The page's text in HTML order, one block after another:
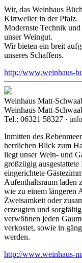
Wir, das Weinhaus
Kirrweiler in der Pfalz.
Modernste Technik
unser Weingut.
Wir bieten ein breit
unseres Schaffens.
http://www.weinhaus-
Weinhaus Matt-
Weinhaus Matt-
Tel.: 06321 58327 ·
Inmitten des
herrlichen Blick zum
liegt unser Wein- und
großzügig
eingerichtete
Aufenthaltsraum laden
wie zu einem längeren
Zweisamkeit oder
erzeugten und
verwöhnen jeden
verkostet, sowie in
werden.
http://www.weinhaus-